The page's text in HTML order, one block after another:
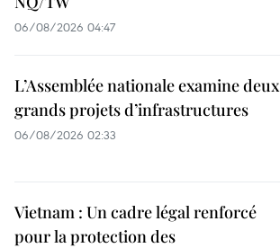
06/08/2026 04:47
L’Assemblée nationale examine deux
grands projets d’infrastructures
06/08/2026 02:33
Vietnam : Un cadre légal renforcé
pour la protection des